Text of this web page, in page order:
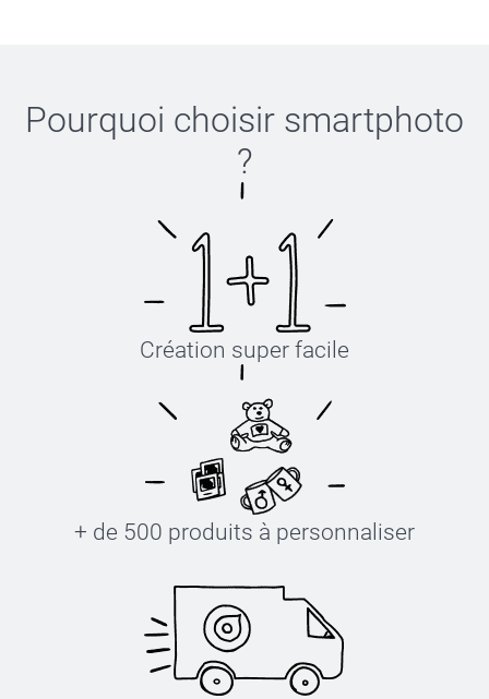
Pourquoi choisir smartphoto
?
Création super facile
+ de 500 produits à personnaliser